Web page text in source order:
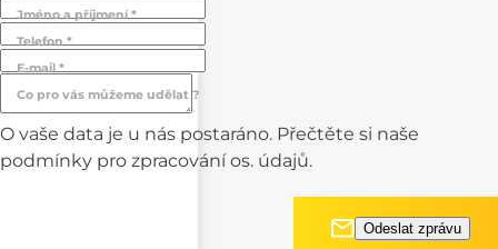
Jméno a příjmení *
Telefon *
E-mail *
Co pro vás můžeme udělat ?
O vaše data je u nás postaráno. Přečtěte si naše
podmínky pro zpracování os. údajů.